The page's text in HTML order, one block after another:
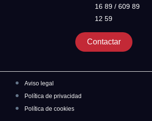
16 89 / 609 89
12 59
Contactar
Aviso legal
Política de privacidad
Política de cookies